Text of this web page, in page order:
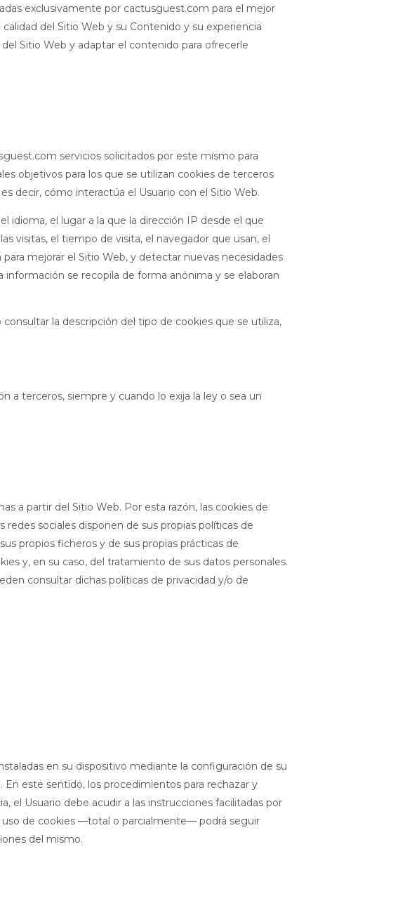
exclusivamente por cactusguest.com para el mejor
del Sitio Web y su Contenido y su experiencia
Sitio Web y adaptar el contenido para ofrecerle
servicios solicitados por este mismo para
objetivos para los que se utilizan cookies de terceros
decir, cómo interactúa el Usuario con el Sitio Web.
idioma, el lugar a la que la dirección IP desde el que
visitas, el tiempo de visita, el navegador que usan, el
mejorar el Sitio Web, y detectar nuevas necesidades
se recopila de forma anónima y se elaboran
la descripción del tipo de cookies que se utiliza,
a terceros, siempre y cuando lo exija la ley o sea un
a partir del Sitio Web. Por esta razón, las cookies de
sociales disponen de sus propias políticas de
propios ficheros y de sus propias prácticas de
y, en su caso, del tratamiento de sus datos personales.
consultar dichas políticas de privacidad y/o de
en su dispositivo mediante la configuración de su
este sentido, los procedimientos para rechazar y
el Usuario debe acudir a las instrucciones facilitadas por
de cookies —total o parcialmente— podrá seguir
del mismo.